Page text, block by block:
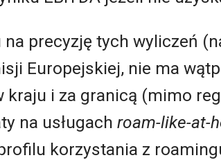
na precyzję tych wyliczeń
Europejskiej, nie ma
kraju i za granicą (mimo
na usługach roam-like-at-
korzystania z